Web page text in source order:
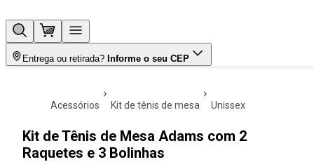
Entrega ou retirada? Informe o seu CEP
acessórios kit de tênis de mesa unissex
Kit de Tênis de Mesa Adams com 2
Raquetes e 3 Bolinhas